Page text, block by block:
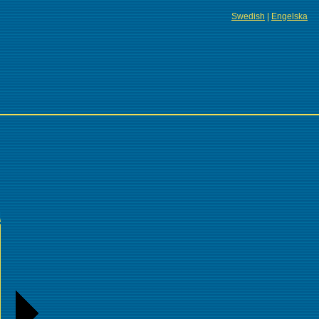
Swedish Engelska